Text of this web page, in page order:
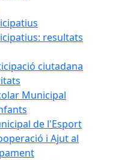
resultats
ciutadana
Municipal
de l'Esport
i Ajut al